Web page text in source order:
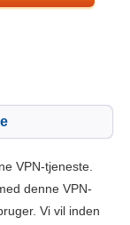
VPN-tjeneste.
denne VPN-
Vi vil inden